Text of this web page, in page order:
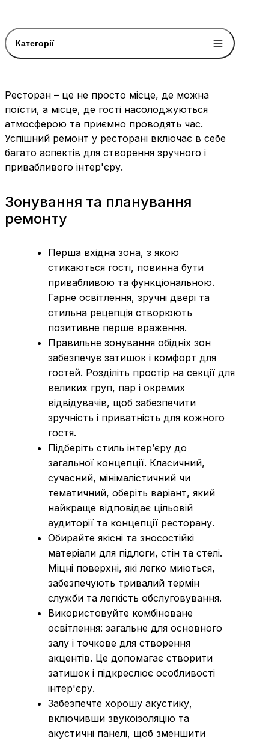
Категорії
Ресторан – це не просто місце, де можна
поїсти, а місце, де гості насолоджуються
атмосферою та приємно проводять час.
Успішний ремонт у ресторані включає в себе
багато аспектів для створення зручного і
привабливого інтер'єру.
Зонування та планування
ремонту
Перша вхідна зона, з якою
стикаються гості, повинна бути
привабливою та функціональною.
Гарне освітлення, зручні двері та
стильна рецепція створюють
позитивне перше враження.
Правильне зонування обідніх зон
забезпечує затишок і комфорт для
гостей. Розділіть простір на секції для
великих груп, пар і окремих
відвідувачів, щоб забезпечити
зручність і приватність для кожного
гостя.
Підберіть стиль інтер’єру до
загальної концепції. Класичний,
сучасний, мінімалістичний чи
тематичний, оберіть варіант, який
найкраще відповідає цільовій
аудиторії та концепції ресторану.
Обирайте якісні та зносостійкі
матеріали для підлоги, стін та стелі.
Міцні поверхні, які легко миються,
забезпечують тривалий термін
служби та легкість обслуговування.
Використовуйте комбіноване
освітлення: загальне для основного
залу і точкове для створення
акцентів. Це допомагає створити
затишок і підкреслює особливості
інтер'єру.
Забезпечте хорошу акустику,
включивши звукоізоляцію та
акустичні панелі, щоб зменшити